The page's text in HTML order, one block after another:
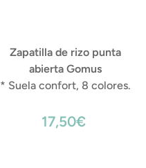
Zapatilla de rizo punta
abierta Gomus
* Suela confort, 8 colores.
17,50€